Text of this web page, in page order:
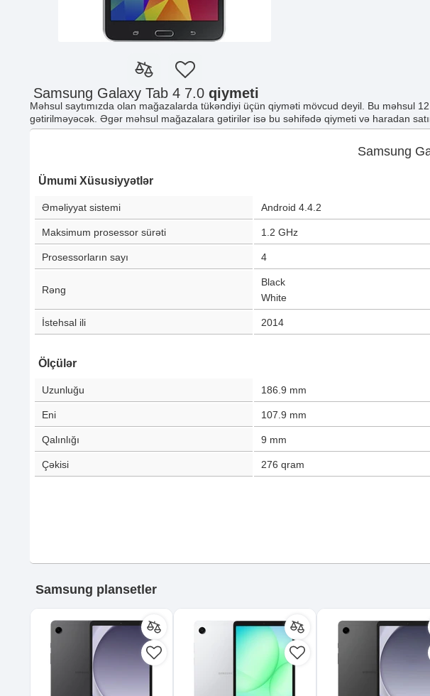
Samsung Galaxy Tab 4 7.0 qiymeti
Məhsul saytımızda olan mağazalarda tükəndiyi üçün qiyməti mövcud deyil. Bu məhsul
gətirilməyəcək. Əgər məhsul mağazalara gətirilər isə bu səhifədə qiymeti və haradan
Samsung
Ümumi Xüsusiyyətlər
Əməliyyat sistemi Android 4.4.2
Maksimum prosessor sürəti 1.2 GHz
Prosessorların sayı 4
Rəng
Black
White
İstehsal ili 2014
Ölçülər
Uzunluğu 186.9 mm
Eni 107.9 mm
Qalınlığı 9 mm
Çəkisi 276 qram
Samsung plansetler